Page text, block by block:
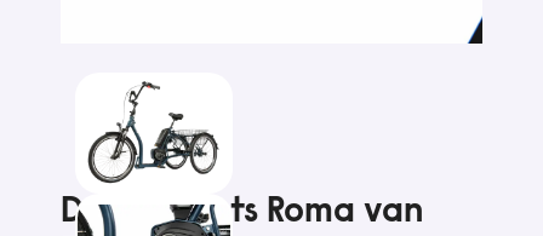
Driewielfiets Roma van